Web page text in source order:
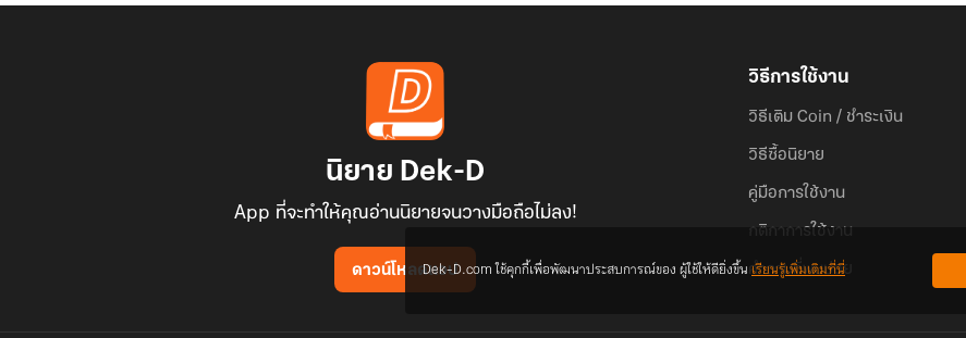
นิยาย Dek-D
App ที่จะทำให้คุณอ่านนิยายจนวางมือถือไม่ลง!
ดาวน์โหลดแอป
วิธีการใช้งาน
วิธีเติม Coin / ชำระเงิน
วิธีซื้อนิยาย
คู่มือการใช้งาน
กติกาการใช้งาน
คำถามที่พบบ่อย
Dek-D.com ใช้คุกกี้เพื่อพัฒนาประสบการณ์ของ ผู้ใช้ให้ดียิ่งขึ้นเรียนรู้เพิ่มเติมที่นี่